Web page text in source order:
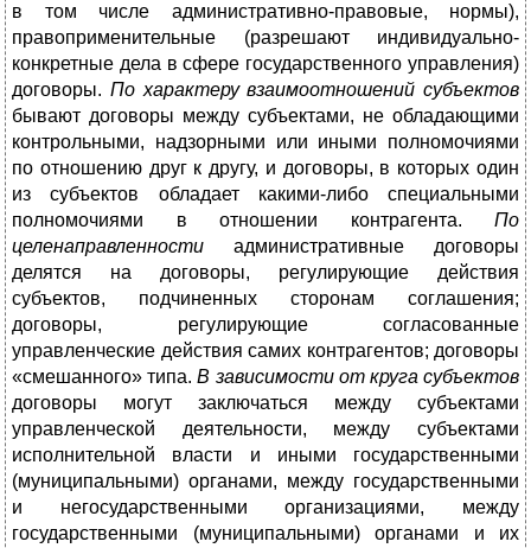
в том числе административно-правовые, нормы),
правоприменительные (разрешают индивидуально-
конкретные дела в сфере государственного управления)
договоры. По характеру взаимоотношений субъектов
бывают договоры между субъектами, не обладающими
контрольными, надзорными или иными полномочиями
по отношению друг к другу, и договоры, в которых один
из субъектов обладает какими-либо специальными
полномочиями в отношении контрагента. По
целенаправленности административные договоры
делятся на договоры, регулирующие действия
субъектов, подчиненных сторонам соглашения;
договоры, регулирующие согласованные
управленческие действия самих контрагентов; договоры
«смешанного» типа.В зависимости от круга субъектов
договоры могут заключаться между субъектами
управленческой деятельности, между субъектами
исполнительной власти и иными государственными
(муниципальными) органами, между государственными
и негосударственными организациями, между
государственными (муниципальными) органами и их